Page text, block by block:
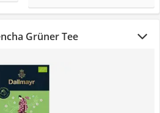
Grüner Tee